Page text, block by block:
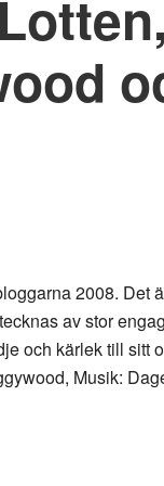
2008. Det
av stor
och kärlek till sitt
Musik: